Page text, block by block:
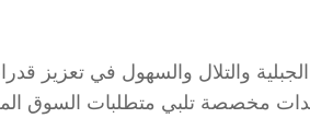
والتلال والسهول في تعزيز
معدات مخصصة تلبي متطلبات السوق